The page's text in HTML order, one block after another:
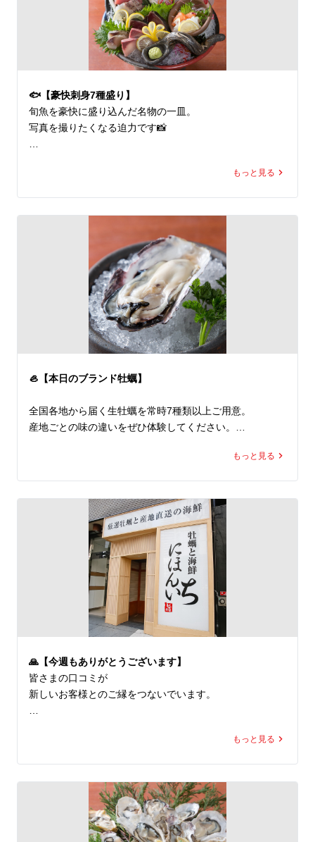
🚉 堺筋本町駅すぐ
🦪 全国各地のブランド生牡蠣 常時7種類以上
🐟 旬魚7種以上の豪快刺身盛りが名物
🍲 牡蠣鍋・海鮮料理も豊富
🍶 宴会・接待・飲み会歓迎
🇬🇧 English Info
Premium oyster & seafood restaurant in Sakaisuji-Homm
achi, Osaka.
🐟【豪快刺身7種盛り】
旬魚を豪快に盛り込んだ名物の一皿。
写真を撮りたくなる迫力です📸
We would love to see your photos and reviews on Googl
📍 牡蠣と海鮮にほんいち堺筋本町店
🚉 堺筋本町駅すぐ
🦪 全国各地のブランド生牡蠣 常時7種類以上
🐟 旬魚7種以上の豪快刺身盛りが名物
🍲 牡蠣鍋・海鮮料理も豊富
🍶 宴会・接待・飲み会歓迎
Premium oyster & seafood restaurant in Sakaisuji-Homm
achi, Osaka.
もっと見る
🦪【本日のブランド牡蠣】
全国各地から届く生牡蠣を常時7種類以上ご用意。
産地ごとの味の違いをぜひ体験してください。
🦪 We serve 7+ kinds of fresh oysters daily.
Tell us your favorite in a Google review!
📍 牡蠣と海鮮にほんいち堺筋本町店
🚉 堺筋本町駅すぐ
🦪 全国各地のブランド生牡蠣 常時7種類以上
🐟 旬魚7種以上の豪快刺身盛りが名物
🍲 牡蠣鍋・海鮮料理も豊富
🍶 宴会・接待・飲み会歓迎
🇬🇧 English Info
もっと見る
🙏【今週もありがとうございます】
皆さまの口コミが
新しいお客様とのご縁をつないでいます。
Your Google review means a lot to us!
📍 牡蠣と海鮮にほんいち堺筋本町店
もっと見る